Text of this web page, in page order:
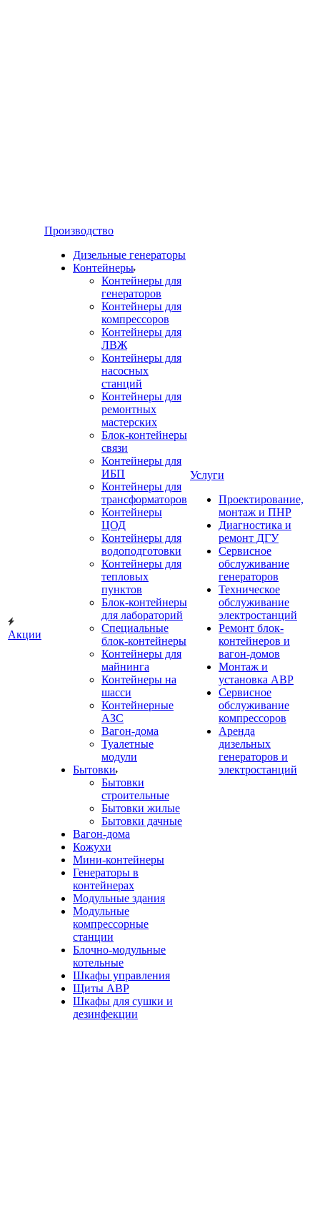
Акции
Производство
Дизельные генераторы
Контейнеры
Контейнеры для
генераторов
Контейнеры для
компрессоров
Контейнеры для
ЛВЖ
Контейнеры для
насосных
станций
Контейнеры для
ремонтных
мастерских
Блок-контейнеры
связи
Контейнеры для
ИБП
Контейнеры для
трансформаторов
Контейнеры
ЦОД
Контейнеры для
водоподготовки
Контейнеры для
тепловых
пунктов
Блок-контейнеры
для лабораторий
Специальные
блок-контейнеры
Контейнеры для
майнинга
Контейнеры на
шасси
Контейнерные
АЗС
Вагон-дома
Туалетные
модули
Бытовки
Бытовки
строительные
Бытовки жилые
Бытовки дачные
Вагон-дома
Кожухи
Мини-контейнеры
Генераторы в
контейнерах
Модульные здания
Модульные
компрессорные
станции
Блочно-модульные
котельные
Шкафы управления
Щиты АВР
Шкафы для сушки и
дезинфекции
Услуги
Проектирование,
монтаж и ПНР
Диагностика и
ремонт ДГУ
Сервисное
обслуживание
генераторов
Техническое
обслуживание
электростанций
Ремонт блок-
контейнеров и
вагон-домов
Монтаж и
установка АВР
Сервисное
обслуживание
компрессоров
Аренда
дизельных
генераторов и
электростанций